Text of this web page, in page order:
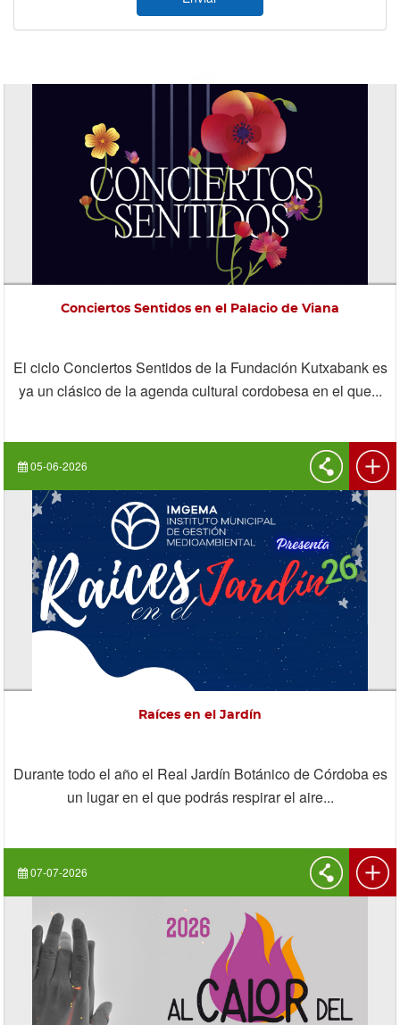
05-06-2026
Conciertos Sentidos en el Palacio de Viana
El ciclo Conciertos Sentidos de la Fundación Kutxabank es
ya un clásico de la agenda cultural cordobesa en el que...
07-07-2026
Raíces en el Jardín
Durante todo el año el Real Jardín Botánico de Córdoba es
un lugar en el que podrás respirar el aire...